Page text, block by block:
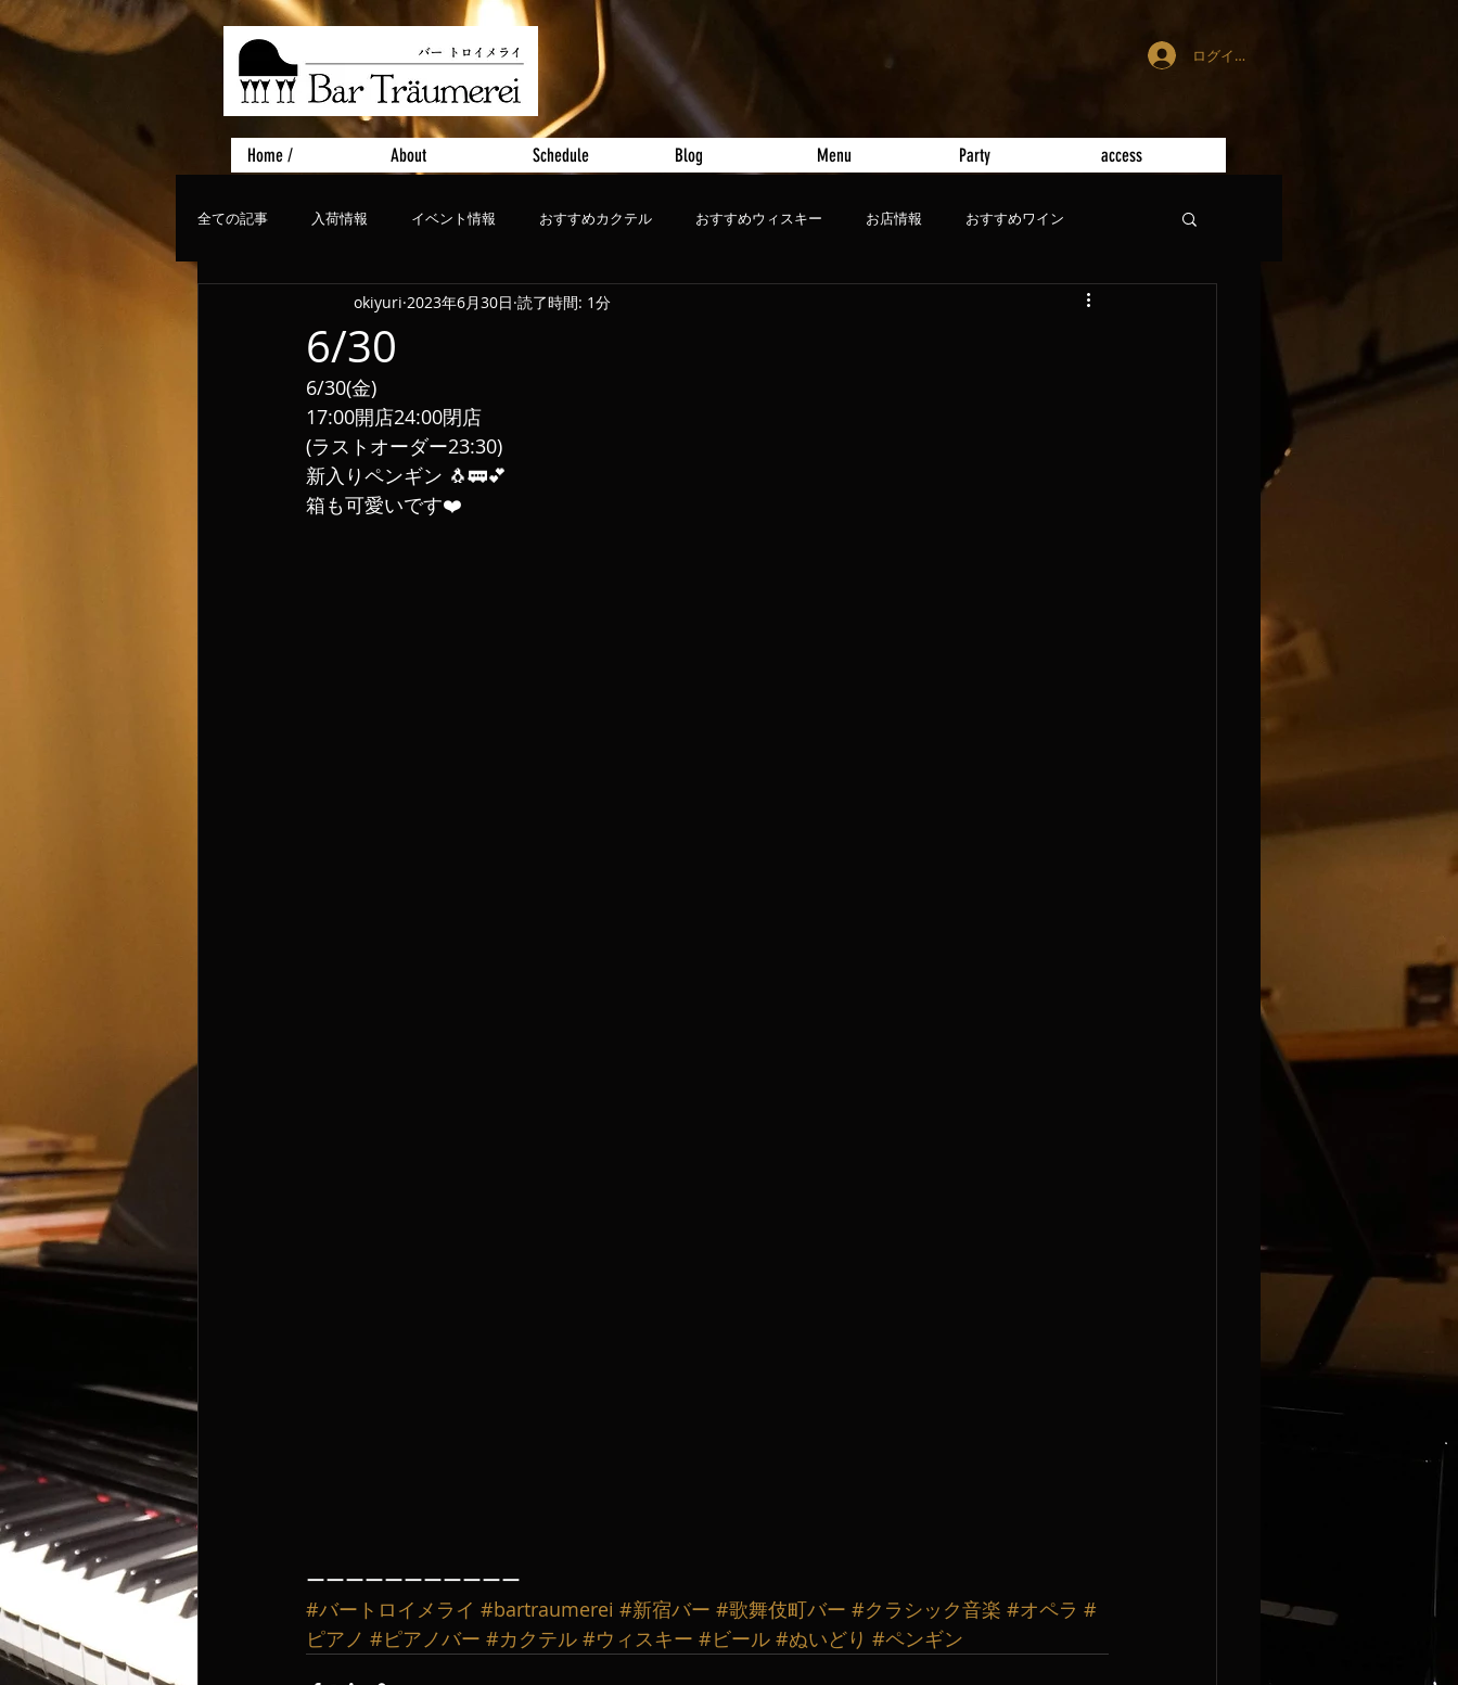
ログイン
Home / About Schedule Blog Menu Party access
全ての記事 入荷情報 イベント情報 おすすめカクテル おすすめウィスキー お店情報 おすすめワイン
ライブ、コンサート おすすめビール
6/30
okiyuri 2023年6月30日 読了時間: 1分
6/30(金)
17:00開店24:00閉店
(ラストオーダー23:30)
新入りペンギン 🐧🚃💕
箱も可愛いです❤️
ーーーーーーーーーーー
#バートロイメライ #bartraumerei #新宿バー #歌舞伎町バー #クラシック音楽 #オペラ #
ピアノ #ピアノバー #カクテル #ウィスキー #ビール #ぬいどり #ペンギン